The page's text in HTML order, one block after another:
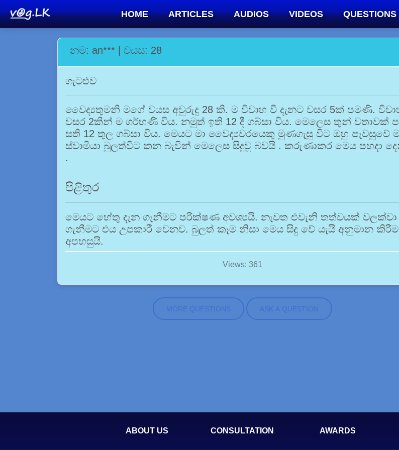
HOME ARTICLES AUDIOS VIDEOS QUESTIONS
නම: an*** | වයස: 28
ගැටළුව
වෛද්‍යතුමනි මගේ වයස අවුරුදු 28 කි. ම විවාහ වී දැනට වසර 5ක් පමණි.
වසර 2කින් ම ගර්භණී විය. නමුත් ඉති 12 දී ගබ්සා විය. මෙලෙස තුන් වතාවක්
සති 12 තුල ගබ්සා විය. මෙයට මා වෛද්‍යවරයෙකු මුණගැසු විට ඔහු පැවසුවේ
ස්වාමියා බුලත්විට කන බැවින් මෙලෙස සිදුවූ බවයි . කරුණාකර මෙය පහදා
.
පිළිතුර
මෙයට හේතු දැන ගැනීමට පරික්ෂණ අවශ්‍යයි. නැවත එවැනි තත්වයක් වලක්වා
ගැනීමට එය උපකාරී වෙනව. බුලත් කෑම නිසා මෙය සිදු වේ යැයි අනුමාන
අපහසුයි.
Views: 361
MORE QUESTIONS ASK A QUESTION
ABOUT US CONSULTATION AWARDS